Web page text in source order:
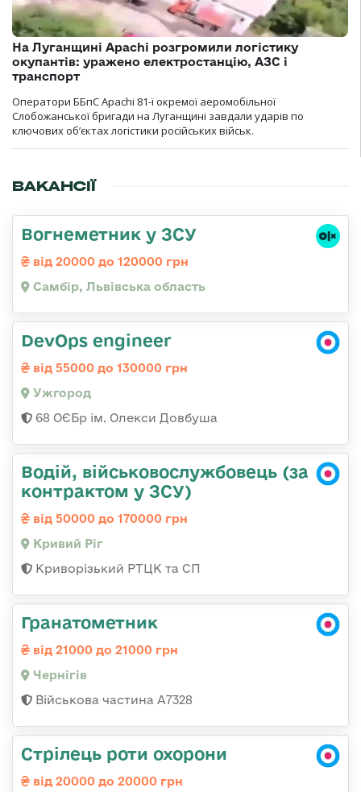
На Луганщині Apachi розгромили логістику
окупантів: уражено електростанцію, АЗС і
транспорт
Оператори ББпС Apachi 81-ї окремої аеромобільної
Слобожанської бригади на Луганщині завдали ударів по
ключових об’єктах логістики російських військ.
ВАКАНСІЇ
Вогнеметник у ЗСУ
від 20000 до 120000 грн
Самбір, Львівська область
DevOps engineer
від 55000 до 130000 грн
Ужгород
68 ОЄБр ім. Олекси Довбуша
Водій, військовослужбовець (за
контрактом у ЗСУ)
від 50000 до 170000 грн
Кривий Ріг
Криворізький РТЦК та СП
Гранатометник
від 21000 до 21000 грн
Чернігів
Військова частина А7328
Стрілець роти охорони
від 20000 до 20000 грн